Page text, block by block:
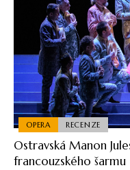
OPERA RECENZE
Ostravská Manon
francouzského šarmu